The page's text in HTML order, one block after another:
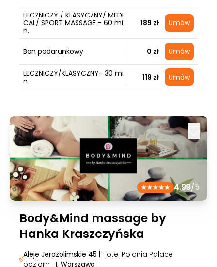
LECZNICZY / KLASYCZNY/ MEDI
CAL/ SPORT MASSAGE - 60 mi
n.
189 zł Umów
Bon podarunkowy 0 zł Umów
LECZNICZY/KLASYCZNY- 30 mi
n.
119 zł Umów
4.99/5
Body&Mind massage by
Hanka Kraszczyńska
Aleje Jerozolimskie 45 | Hotel Polonia Palace
poziom -1, Warszawa